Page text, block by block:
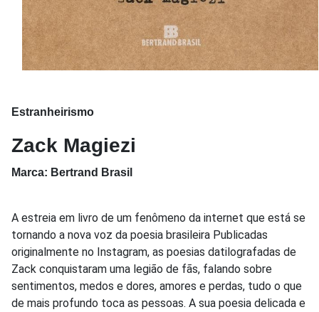
Estranheirismo
Zack Magiezi
Marca: Bertrand Brasil
A estreia em livro de um fenômeno da internet que está se
tornando a nova voz da poesia brasileira Publicadas
originalmente no Instagram, as poesias datilografadas de
Zack conquistaram uma legião de fãs, falando sobre
sentimentos, medos e dores, amores e perdas, tudo o que
de mais profundo toca as pessoas. A sua poesia delicada e